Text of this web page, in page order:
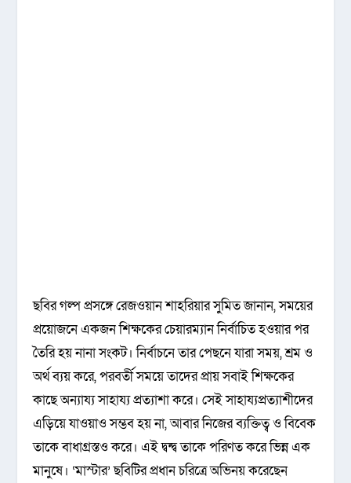
ছবির গল্প প্রসঙ্গে রেজওয়ান শাহরিয়ার সুমিত জানান, সময়ের
প্রয়োজনে একজন শিক্ষকের চেয়ারম্যান নির্বাচিত হওয়ার পর
তৈরি হয় নানা সংকট। নির্বাচনে তার পেছনে যারা সময়, শ্রম ও
অর্থ ব্যয় করে, পরবর্তী সময়ে তাদের প্রায় সবাই শিক্ষকের
কাছে অন্যায্য সাহায্য প্রত্যাশা করে। সেই সাহায্যপ্রত্যাশীদের
এড়িয়ে যাওয়াও সম্ভব হয় না, আবার নিজের ব্যক্তিত্ব ও বিবেক
তাকে বাধাগ্রস্তও করে। এই দ্বন্দ্ব তাকে পরিণত করে ভিন্ন এক
মানুষে। ‘মাস্টার’ ছবিটির প্রধান চরিত্রে অভিনয় করেছেন